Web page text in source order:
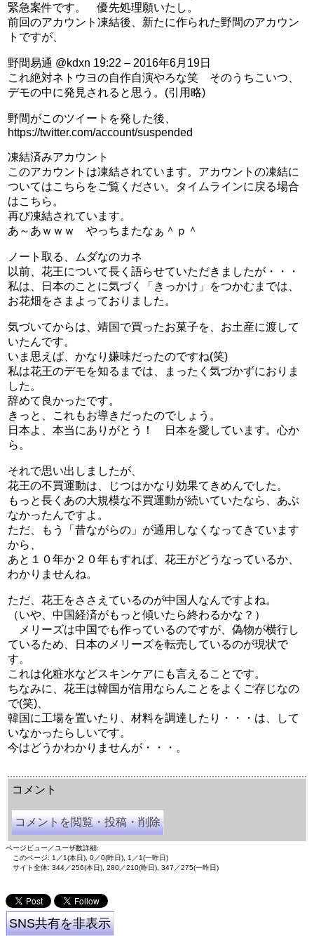
緊急案件です。 優先処理願いたし。
前回のアカウント凍結後、新たに作られた野間のアカウン
トですが、
野間易通 @kdxn 19:22 – 2016年6月19日
これ絶対ネトウヨの自作自演やろな笑 そのうちこいつ、
デモの中に発見されると思う。(引用略)
野間がこのツイートを発した後、
https://twitter.com/account/suspended
凍結済みアカウント
このアカウントは凍結されています。アカウントの凍結に
ついてはこちらをご覧ください。タイムラインに戻る場合
はこちら。
再び凍結されています。
あ～あｗｗｗ やっちまたなぁ＾ｐ＾
ノート取る、ムダなのカネ
以前、花王について長く語らせていただきましたが・・・
私は、日本のことに気づく「きっかけ」をつかむまでは、
お花畑をさまよっておりました。
気づいてからは、靖国で買ったお菓子を、お土産に渡して
いたんです。
いま思えば、かなり嫌味だったのですね(笑)
私は花王のデモを知るまでは、まったく気づかずにおりま
した。
辞めて良かったです。
きっと、これもお導きだったのでしょう。
日本よ、本当にありがとう！ 日本を愛しています。心か
ら。
それで思い出しましたが、
花王の不買運動は、じつはかなり効果てきめんでした。
もっと長くあの大規模な不買運動が続いていたなら、あぶ
なかったんですよ。
ただ、もう「昔ながらの」が通用しなくなってきています
から、
あと１０年か２０年もすれば、花王がどうなっているか、
わかりませんね。
ただ、花王をささえているのが中国人なんですよね。
（いや、中国経済がもっと傾いたら終わるかな？）
メリーズは中国でも作っているのですが、偽物が横行し
ているため、日本のメリーズを転売しているのが現状で
す。
これは化粧水などスキンケアにも言えることです。
ちなみに、花王は韓国が信用ならんことをよくご存じなの
で(笑)、
韓国に工場を置いたり、材料を調達したり・・・は、して
いなかったらしいです。
今はどうかわかりませんが・・・。
コメント
コメントを閲覧・投稿・削除
ページビュー／ユーザ数詳細:
このページ: 1／1(本日), 0／0(昨日), 1／1(一昨日)
サイト全体: 344／256(本日), 280／210(昨日), 347／275(一昨日)